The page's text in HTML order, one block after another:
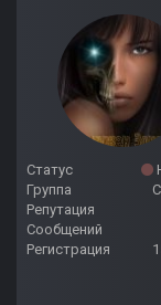
Статус
Группа
Репутация
Сообщений
Регистрация